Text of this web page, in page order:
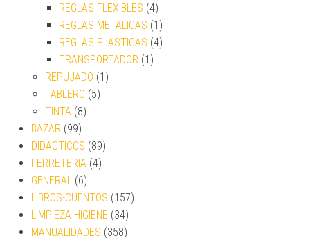
REGLAS FLEXIBLES (4)
REGLAS METALICAS (1)
REGLAS PLASTICAS (4)
TRANSPORTADOR (1)
REPUJADO (1)
TABLERO (5)
TINTA (8)
BAZAR (99)
DIDACTICOS (89)
FERRETERIA (4)
GENERAL (6)
LIBROS-CUENTOS (157)
LIMPIEZA-HIGIENE (34)
MANUALIDADES (358)